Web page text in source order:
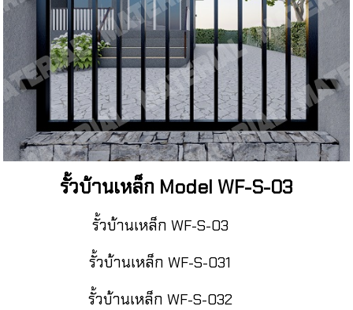
รั้วบ้านเหล็ก Model WF-S-03
รั้วบ้านเหล็ก WF-S-03
รั้วบ้านเหล็ก WF-S-031
รั้วบ้านเหล็ก WF-S-032